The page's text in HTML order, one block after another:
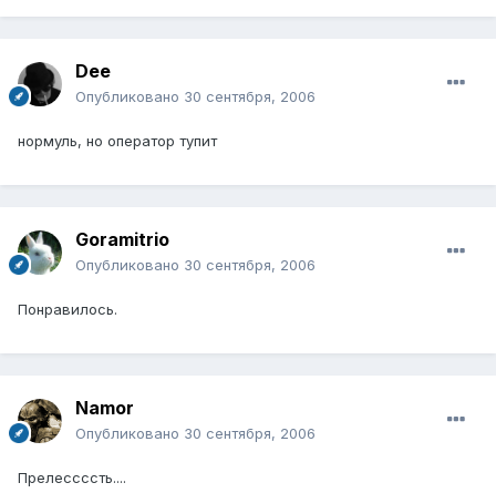
Dee
Опубликовано 30 сентября, 2006
нормуль, но оператор тупит
Goramitrio
Опубликовано 30 сентября, 2006
Понравилось.
Namor
Опубликовано 30 сентября, 2006
Прелессссть....